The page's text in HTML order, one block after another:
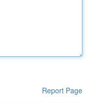
Report Page